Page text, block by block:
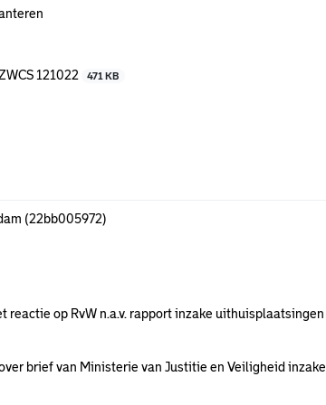
121022
471 KB
(22bb005972)
op RvW n.a.v. rapport inzake uithuisplaatsingen
brief van Ministerie van Justitie en Veiligheid inzake